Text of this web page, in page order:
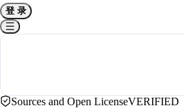
登 录
Sources and Open LicenseVERIFIED